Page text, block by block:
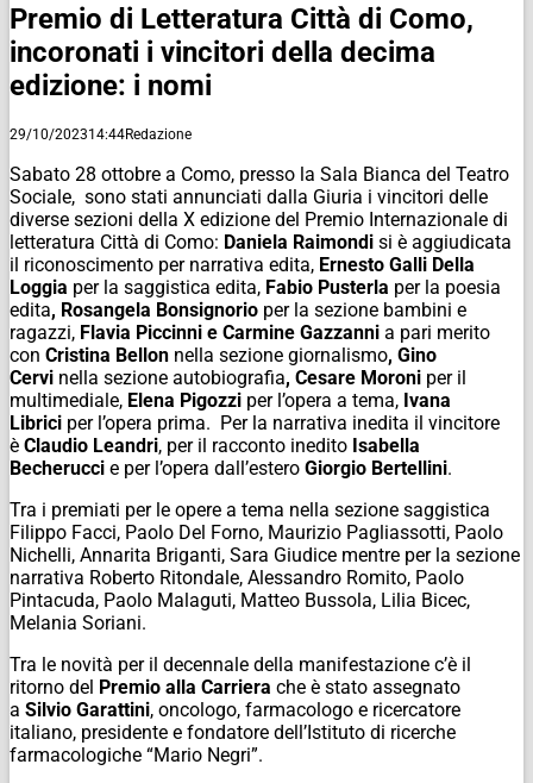
Premio di Letteratura Città di Como,
incoronati i vincitori della decima
edizione: i nomi
29/10/202314:44Redazione
Sabato 28 ottobre a Como, presso la Sala Bianca del Teatro
Sociale, sono stati annunciati dalla Giuria i vincitori delle
diverse sezioni della X edizione del Premio Internazionale di
letteratura Città di Como: Daniela Raimondi si è aggiudicata
il riconoscimento per narrativa edita, Ernesto Galli Della
Loggia per la saggistica edita, Fabio Pusterla per la poesia
edita, Rosangela Bonsignorio per la sezione bambini e
ragazzi, Flavia Piccinni e Carmine Gazzanni a pari merito
con Cristina Bellon nella sezione giornalismo, Gino
Cervi nella sezione autobiografia, Cesare Moroni per il
multimediale, Elena Pigozzi per l’opera a tema, Ivana
Librici per l’opera prima. Per la narrativa inedita il vincitore
è Claudio Leandri, per il racconto inedito Isabella
Becherucci e per l’opera dall’estero Giorgio Bertellini.
Tra i premiati per le opere a tema nella sezione saggistica
Filippo Facci, Paolo Del Forno, Maurizio Pagliassotti, Paolo
Nichelli, Annarita Briganti, Sara Giudice mentre per la sezione
narrativa Roberto Ritondale, Alessandro Romito, Paolo
Pintacuda, Paolo Malaguti, Matteo Bussola, Lilia Bicec,
Melania Soriani.
Tra le novità per il decennale della manifestazione c’è il
ritorno del Premio alla Carriera che è stato assegnato
a Silvio Garattini, oncologo, farmacologo e ricercatore
italiano, presidente e fondatore dell’Istituto di ricerche
farmacologiche “Mario Negri”.